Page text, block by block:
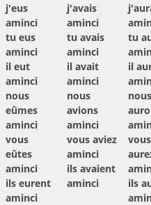
j'eus
aminci
tu eus
aminci
il eut
aminci
nous
eûmes
aminci
vous
eûtes
aminci
ils eurent
aminci
j'avais
aminci
tu avais
aminci
il avait
aminci
nous
avions
aminci
vous aviez
aminci
ils avaient
aminci
tu
il
nous
vous
ils